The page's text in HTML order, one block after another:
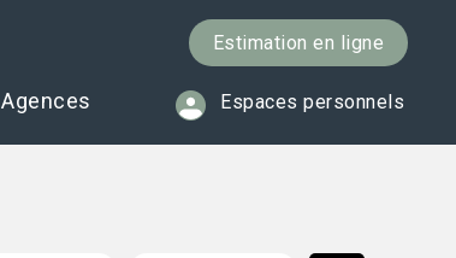
Estimation en ligne
Espaces personnels
Agences